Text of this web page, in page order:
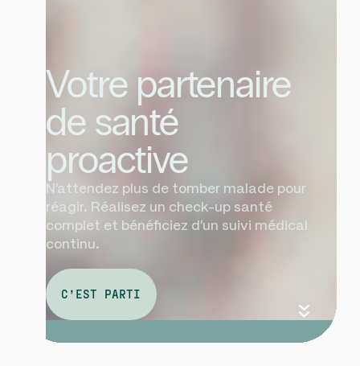
Votre partenaire
de santé
proactive
N'attendez plus de tomber malade pour
réagir. Réalisez un check-up santé
complet et bénéficiez d'un suivi médical
continu.
C’EST PARTI